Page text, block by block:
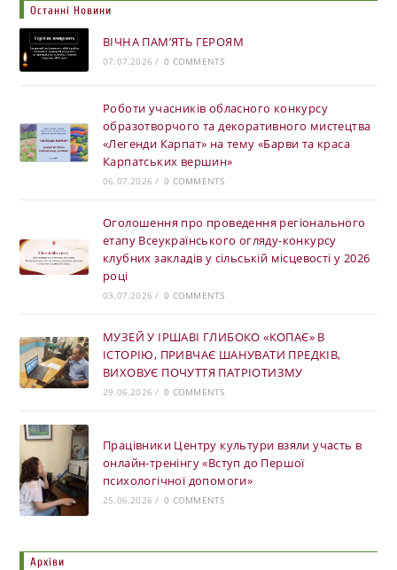
Останні Новини
ВІЧНА ПАМ’ЯТЬ ГЕРОЯМ
07.07.2026 / 0 COMMENTS
Роботи учасників обласного конкурсу
образотворчого та декоративного мистецтва
«Легенди Карпат» на тему «Барви та краса
Карпатських вершин»
06.07.2026 / 0 COMMENTS
Оголошення про проведення регіонального
етапу Всеукраїнського огляду-конкурсу
клубних закладів у сільській місцевості у 2026
році
03.07.2026 / 0 COMMENTS
МУЗЕЙ У ІРШАВІ ГЛИБОКО «КОПАЄ» В
ІСТОРІЮ, ПРИВЧАЄ ШАНУВАТИ ПРЕДКІВ,
ВИХОВУЄ ПОЧУТТЯ ПАТРІОТИЗМУ
29.06.2026 / 0 COMMENTS
Працівники Центру культури взяли участь в
онлайн-тренінгу «Вступ до Першої
психологічної допомоги»
25.06.2026 / 0 COMMENTS
Архіви